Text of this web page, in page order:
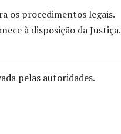
os procedimentos legais.
à disposição da Justiça.
pelas autoridades.